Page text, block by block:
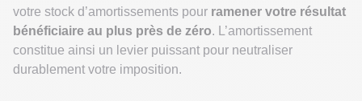
votre stock d’amortissements pour ramener votre résultat
bénéficiaire au plus près de zéro. L’amortissement
constitue ainsi un levier puissant pour neutraliser
durablement votre imposition.